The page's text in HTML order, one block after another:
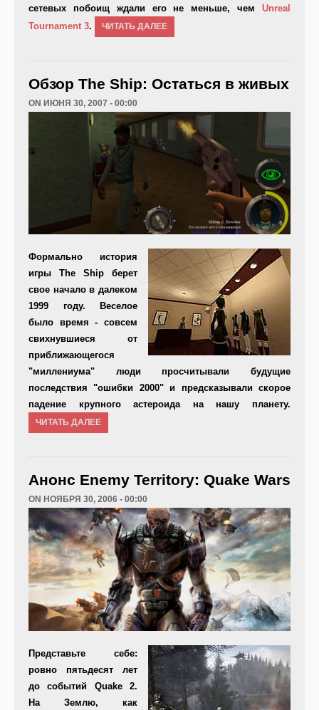
сетевых побоищ ждали его не меньше, чем Unreal
Tournament 3. ЧИТАТЬ ДАЛЕЕ
Обзор The Ship: Остаться в живых
ON ИЮНЯ 30, 2007 - 00:00
Формально история
игры The Ship берет
свое начало в далеком
1999 году. Веселое
было время - совсем
свихнувшиеся от
приближающегося
"миллениума" люди просчитывали будущие
последствия "ошибки 2000" и предсказывали скорое
падение крупного астероида на нашу планету.
ЧИТАТЬ ДАЛЕЕ
Анонс Enemy Territory: Quake Wars
ON НОЯБРЯ 30, 2006 - 00:00
Представьте себе:
ровно пятьдесят лет
до событий Quake 2.
На Землю, как